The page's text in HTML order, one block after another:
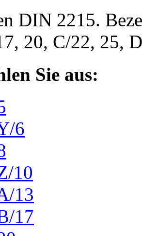
DIN 2215.
20, C/22, 25,
Sie aus:
6
10
13
17